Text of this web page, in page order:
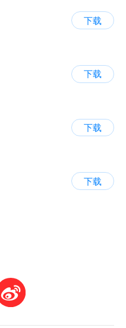
下载
下载
下载
下载